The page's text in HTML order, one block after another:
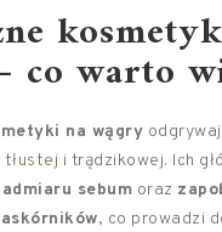
co warto
na wągry
tłustej i trądzikowej. Ich
sebum oraz
, co prowadzi